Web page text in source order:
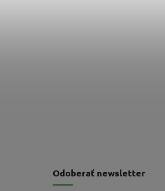
Odoberať newsletter